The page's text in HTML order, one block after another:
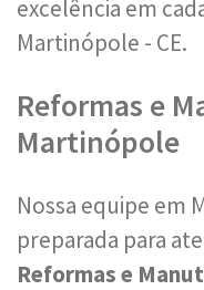
excelência em
Martinópole - CE.
Reformas e
Martinópole
Nossa equipe em
preparada para
Reformas e